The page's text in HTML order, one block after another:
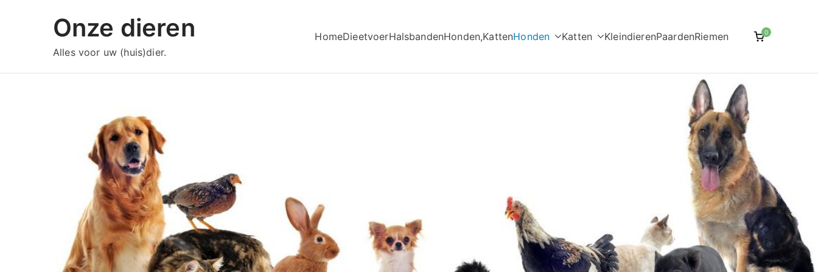
Onze dieren
Alles voor uw (huis)dier.
HomeDieetvoerHalsbandenHonden,KattenHonden Katten KleindierenPaardenRiemen 0